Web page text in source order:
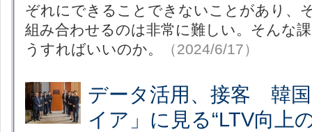
ぞれにできることできないことがあり、
組み合わせるのは非常に難しい。そんな
うすればいいのか。
（2024/6/17）
データ活用、接客 韓
イア」に見る“LTV向上